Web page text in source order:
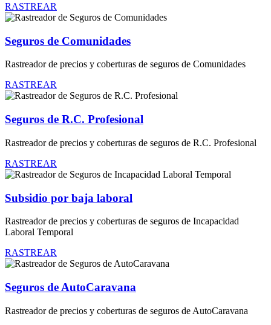
RASTREAR
Seguros de Comunidades
Rastreador de precios y coberturas de seguros de Comunidades
RASTREAR
Seguros de R.C. Profesional
Rastreador de precios y coberturas de seguros de R.C. Profesional
RASTREAR
Subsidio por baja laboral
Rastreador de precios y coberturas de seguros de Incapacidad
Laboral Temporal
RASTREAR
Seguros de AutoCaravana
Rastreador de precios y coberturas de seguros de AutoCaravana